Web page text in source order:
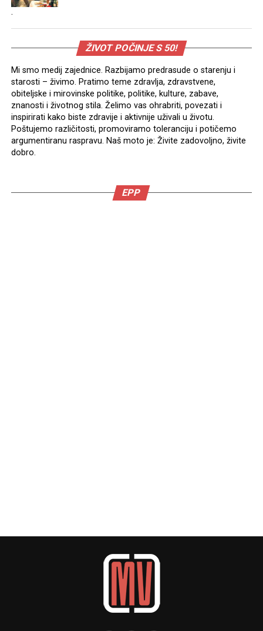
.
ŽIVOT POČINJE S 50!
Mi smo medij zajednice. Razbijamo predrasude o starenju i
starosti – živimo. Pratimo teme zdravlja, zdravstvene,
obiteljske i mirovinske politike, politike, kulture, zabave,
znanosti i životnog stila. Želimo vas ohrabriti, povezati i
inspirirati kako biste zdravije i aktivnije uživali u životu.
Poštujemo različitosti, promoviramo toleranciju i potičemo
argumentiranu raspravu. Naš moto je: Živite zadovoljno, živite
dobro.
EPP